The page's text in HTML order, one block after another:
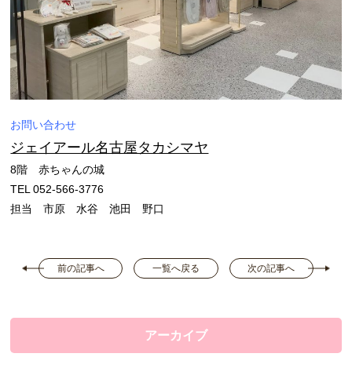
お問い合わせ
ジェイアール名古屋タカシマヤ
8階 赤ちゃんの城
TEL 052-566-3776
担当 市原 水谷 池田 野口
前の記事へ 一覧へ戻る 次の記事へ
アーカイブ